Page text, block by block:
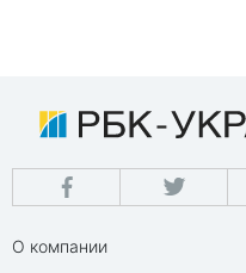
О компании